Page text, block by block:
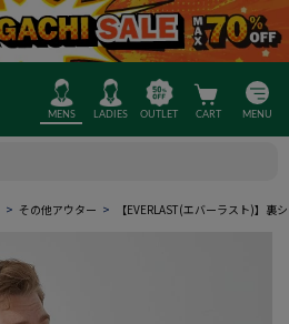
MENS LADIES OUTLET CART MENU
その他アウター 【EVERLAST(エバーラスト)】